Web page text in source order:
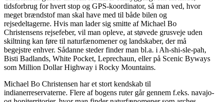
tidsforbrug for hvert stop og GPS-koordinator, så man ved, hvor
meget brændstof man skal have med til både bilen og
rejsedeltagerne. Hvis man lader sig smitte af Michael Bo
Christensens rejsefeber, vil man opleve, at støvede grusveje uden
skiltning kan føre til naturfænomener og landskaber, der må
begejstre enhver. Sådanne steder finder man bl.a. i Ah-shi-sle-pah,
Bisti Badlands, White Pocket, Leprechaun, eller på Scenic Byways
som Million Dollar Highway i Rocky Mountains.
Michael Bo Christensen har et stort kendskab til
indianerreservaterne. Flere af bogens ruter går gennem f.eks. navajo-